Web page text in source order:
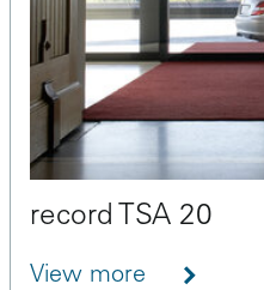
record TSA 20
View more